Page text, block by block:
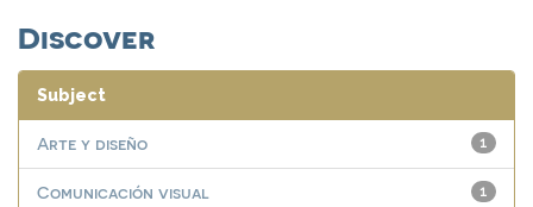
Discover
Subject
1
Arte y diseño
1
Comunicación visual